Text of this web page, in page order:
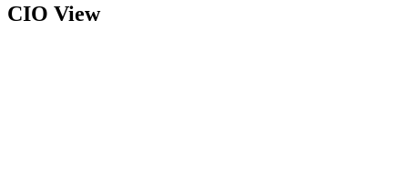
CIO View